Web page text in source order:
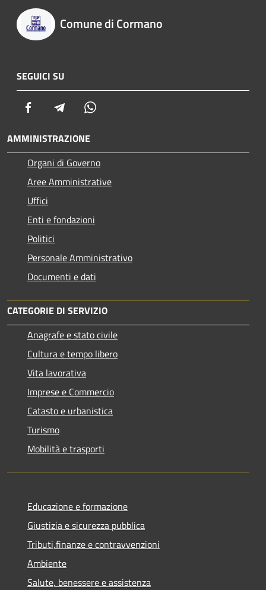
Comune di Cormano
SEGUICI SU
Facebook Telegram
AMMINISTRAZIONE
Organi di Governo
Aree Amministrative
Uffici
Enti e fondazioni
Politici
Personale Amministrativo
Documenti e dati
CATEGORIE DI SERVIZIO
Anagrafe e stato civile
Cultura e tempo libero
Vita lavorativa
Imprese e Commercio
Catasto e urbanistica
Turismo
Mobilità e trasporti
Educazione e formazione
Giustizia e sicurezza pubblica
Tributi,finanze e contravvenzioni
Ambiente
Salute, benessere e assistenza